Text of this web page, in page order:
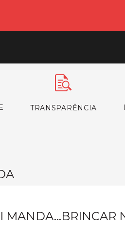
TRANSPARÊNCIA
MANDA…BRINCAR